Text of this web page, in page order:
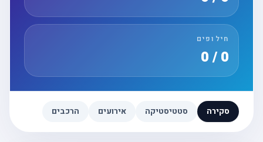
חילופים
סקירה סטטיסטיקה אירועים הרכבים